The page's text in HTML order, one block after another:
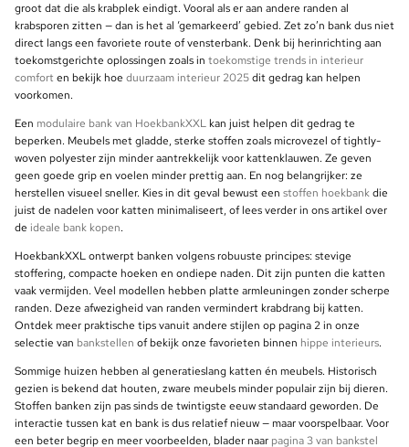
groot dat die als krabplek eindigt. Vooral als er aan andere randen al
krabsporen zitten — dan is het al ‘gemarkeerd’ gebied. Zet zo’n bank dus niet
direct langs een favoriete route of vensterbank. Denk bij herinrichting aan
toekomstgerichte oplossingen zoals in toekomstige trends in interieur
comfort en bekijk hoe duurzaam interieur 2025dit gedrag kan helpen
voorkomen.
Een modulaire bank van HoekbankXXLkan juist helpen dit gedrag te
beperken. Meubels met gladde, sterke stoffen zoals microvezel of tightly-
woven polyester zijn minder aantrekkelijk voor kattenklauwen. Ze geven
geen goede grip en voelen minder prettig aan. En nog belangrijker: ze
herstellen visueel sneller. Kies in dit geval bewust een stoffen hoekbankdie
juist de nadelen voor katten minimaliseert, of lees verder in ons artikel over
de ideale bank kopen.
HoekbankXXL ontwerpt banken volgens robuuste principes: stevige
stoffering, compacte hoeken en ondiepe naden. Dit zijn punten die katten
vaak vermijden. Veel modellen hebben platte armleuningen zonder scherpe
randen. Deze afwezigheid van randen vermindert krabdrang bij katten.
Ontdek meer praktische tips vanuit andere stijlen op pagina 2 in onze
selectie van bankstellen of bekijk onze favorieten binnen hippe interieurs.
Sommige huizen hebben al generatieslang katten én meubels. Historisch
gezien is bekend dat houten, zware meubels minder populair zijn bij dieren.
Stoffen banken zijn pas sinds de twintigste eeuw standaard geworden. De
interactie tussen kat en bank is dus relatief nieuw — maar voorspelbaar. Voor
een beter begrip en meer voorbeelden, blader naar pagina 3 van bankstel